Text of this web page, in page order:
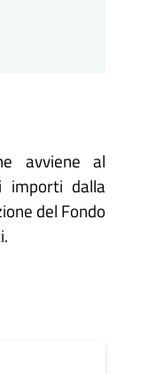
avviene al
importi dalla
del Fondo